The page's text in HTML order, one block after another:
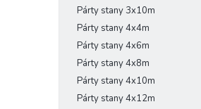
Párty stany 3x10m
Párty stany 4x4m
Párty stany 4x6m
Párty stany 4x8m
Párty stany 4x10m
Párty stany 4x12m